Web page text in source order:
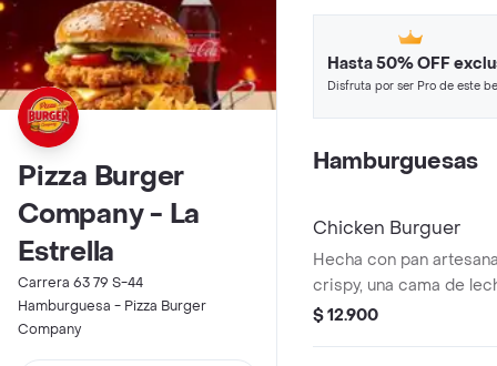
Pizza Burger
Company - La
Estrella
Carrera 63 79 S-44
Hamburguesa - Pizza Burger
Company
Hasta 50% OFF
Disfruta por ser Pro de este
Hamburguesas
Chicken Burguer
Hecha con pan
crispy, una cama de
cebolla caramelizada,
$ 12.900